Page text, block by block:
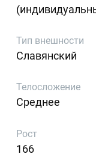
Тип внешности
Славянский
Телосложение
Среднее
Рост
166